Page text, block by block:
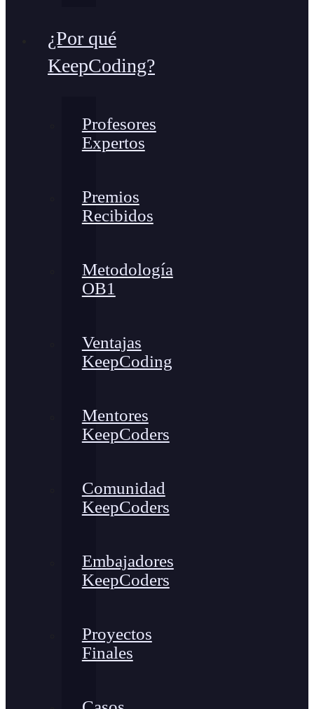
¿Por qué
KeepCoding?
Profesores
Expertos
Premios
Recibidos
Metodología
OB1
Ventajas
KeepCoding
Mentores
KeepCoders
Comunidad
KeepCoders
Embajadores
KeepCoders
Proyectos
Finales